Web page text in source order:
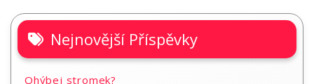
Nejnovější Příspěvky
Ohýbej stromek?